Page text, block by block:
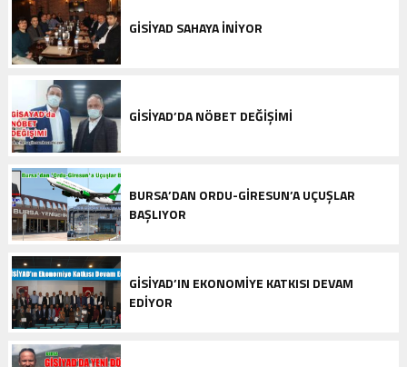
GISIYAD SAHAYA INIYOR
GİSİYAD’DA NÖBET DEĞIŞIMI
BURSA’DAN ORDU-GIRESUN’A UÇUŞLAR
BAŞLIYOR
GİSİYAD’IN EKONOMIYE KATKISI DEVAM
EDIYOR